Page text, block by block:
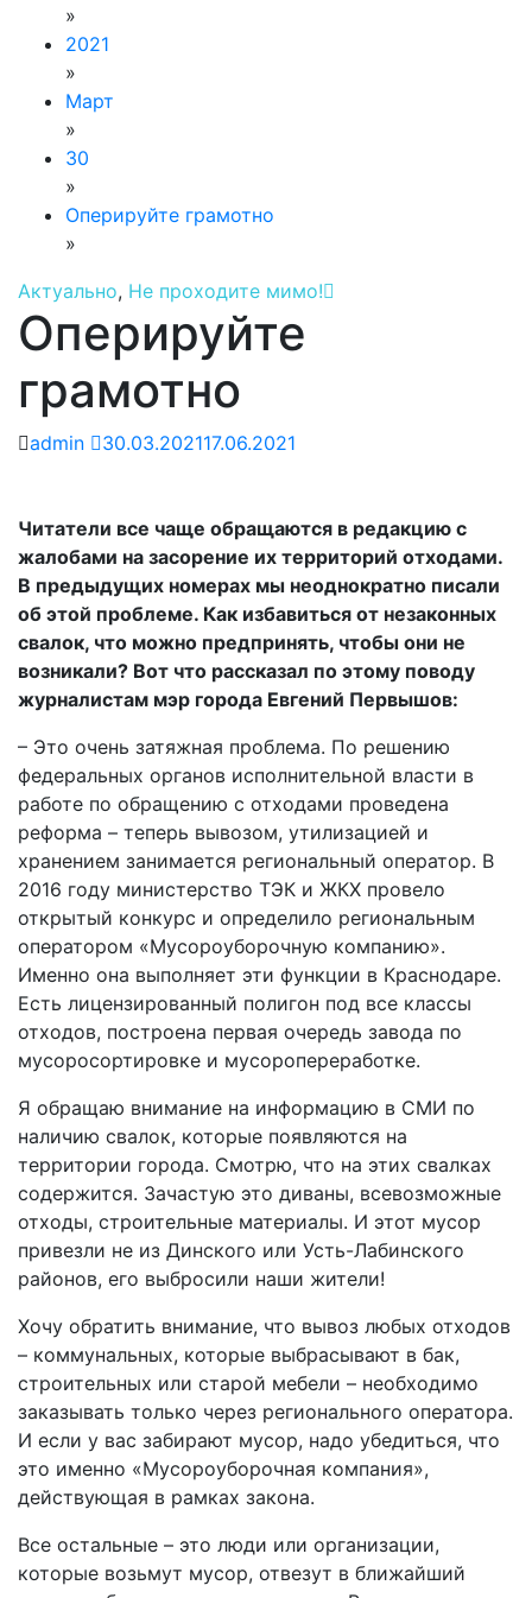
»
2021
»
Март
»
30
»
Оперируйте грамотно
»
Актуально, Не проходите мимо!
Оперируйте
грамотно
admin 30.03.202117.06.2021
Читатели все чаще обращаются в редакцию с
жалобами на засорение их территорий отходами.
В предыдущих номерах мы неоднократно писали
об этой проблеме. Как избавиться от незаконных
свалок, что можно предпринять, чтобы они не
возникали? Вот что рассказал по этому поводу
журналистам мэр города Евгений Первышов:
– Это очень затяжная проблема. По решению
федеральных органов исполнительной власти в
работе по обращению с отходами проведена
реформа – теперь вывозом, утилизацией и
хранением занимается региональный оператор. В
2016 году министерство ТЭК и ЖКХ провело
открытый конкурс и определило региональным
оператором «Мусороуборочную компанию».
Именно она выполняет эти функции в Краснодаре.
Есть лицензированный полигон под все классы
отходов, построена первая очередь завода по
мусоросортировке и мусоропереработке.
Я обращаю внимание на информацию в СМИ по
наличию свалок, которые появляются на
территории города. Смотрю, что на этих свалках
содержится. Зачастую это диваны, всевозможные
отходы, строительные материалы. И этот мусор
привезли не из Динского или Усть-Лабинского
районов, его выбросили наши жители!
Хочу обратить внимание, что вывоз любых отходов
– коммунальных, которые выбрасывают в бак,
строительных или старой мебели – необходимо
заказывать только через регионального оператора.
И если у вас забирают мусор, надо убедиться, что
это именно «Мусороуборочная компания»,
действующая в рамках закона.
Все остальные – это люди или организации,
которые возьмут мусор, отвезут в ближайший